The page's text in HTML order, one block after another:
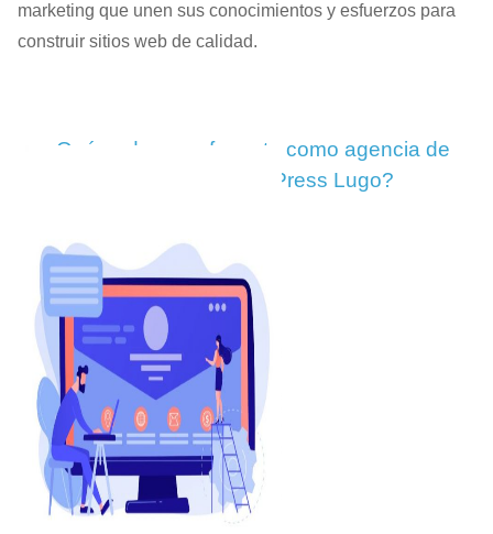
marketing que unen sus conocimientos y esfuerzos para
construir sitios web de calidad.
¿Qué podemos ofrecerte como agencia de
Diseño Web WordPress Lugo?